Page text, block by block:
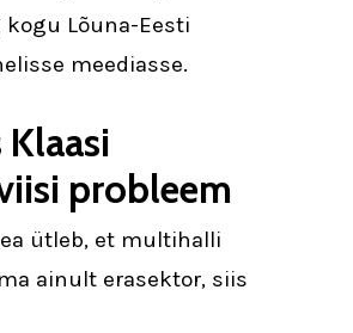
Lõuna-Eesti
meediasse.
Klaasi
probleem
ütleb, et multihalli
ainult erasektor, siis